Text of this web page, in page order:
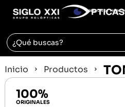
REGIÓN DE MURCIA
Inicio Productos
100%
ORIGINALES